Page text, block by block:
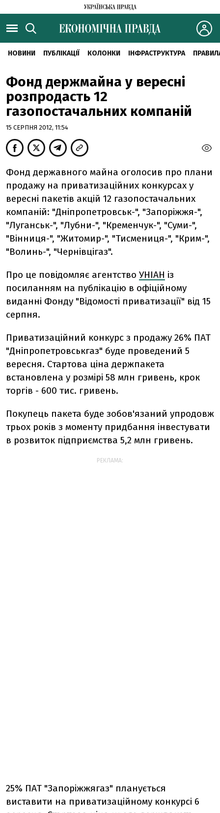
НОВИНИ ПУБЛІКАЦІЇ КОЛОНКИ ІНФРАСТРУКТУРА
Фонд держмайна у вересні
розпродасть 12
газопостачальних компаній
15 СЕРПНЯ 2012, 11:54
Фонд державного майна оголосив про плани
продажу на приватизаційних конкурсах у
вересні пакетів акцій 12 газопостачальних
компаній: "Дніпропетровськ-", "Запоріжжя-",
"Луганськ-", "Лубни-", "Кременчук-", "Суми-",
"Вінниця-", "Житомир-", "Тисмениця-", "Крим-",
"Волинь-", "Чернівцігаз".
Про це повідомляє агентство УНІАН із
посиланням на публікацію в офіційному
виданні Фонду "Відомості приватизації" від 15
серпня.
Приватизаційний конкурс з продажу 26% ПАТ
"Дніпропетровськгаз" буде проведений 5
вересня. Стартова ціна держпакета
встановлена у розмірі 58 млн гривень, крок
торгів - 600 тис. гривень.
Покупець пакета буде зобов'язаний упродовж
трьох років з моменту придбання інвестувати
в розвиток підприємства 5,2 млн гривень.
РЕКЛАМА:
25% ПАТ "Запоріжжягаз" планується
виставити на приватизаційному конкурсі 6